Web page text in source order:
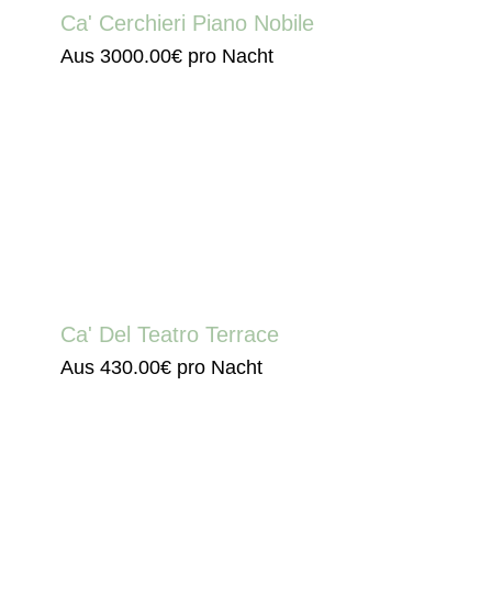
Ca' Cerchieri Piano Nobile
Aus 3000.00€ pro Nacht
Ca' Del Teatro Terrace
Aus 430.00€ pro Nacht